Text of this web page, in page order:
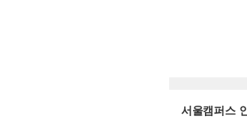
서울캠퍼스